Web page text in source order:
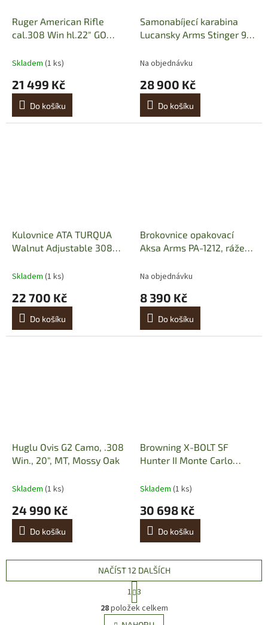
Ruger American Rifle
cal.308 Win hl.22″ GO
Skladem (1 ks)
21 499 Kč
Do košíku
Samonabíjecí karabina
Lucansky Arms Stinger 9,
Na objednávku
28 900 Kč
Do košíku
Kulovnice ATA TURQUA
Walnut Adjustable 308W
Skladem (1 ks)
22 700 Kč
Do košíku
Brokovnice opakovací
Aksa Arms PA-1212, ráže
Na objednávku
8 390 Kč
Do košíku
Huglu Ovis G2 Camo, .308
Win., 20", MT, Mossy Oak
Skladem (1 ks)
24 990 Kč
Do košíku
Browning X-BOLT SF
Hunter II Monte Carlo
Skladem (1 ks)
30 698 Kč
Do košíku
O
v
NAČÍST 12 DALŠÍCH
t
r
á
1 3
28položek celkem